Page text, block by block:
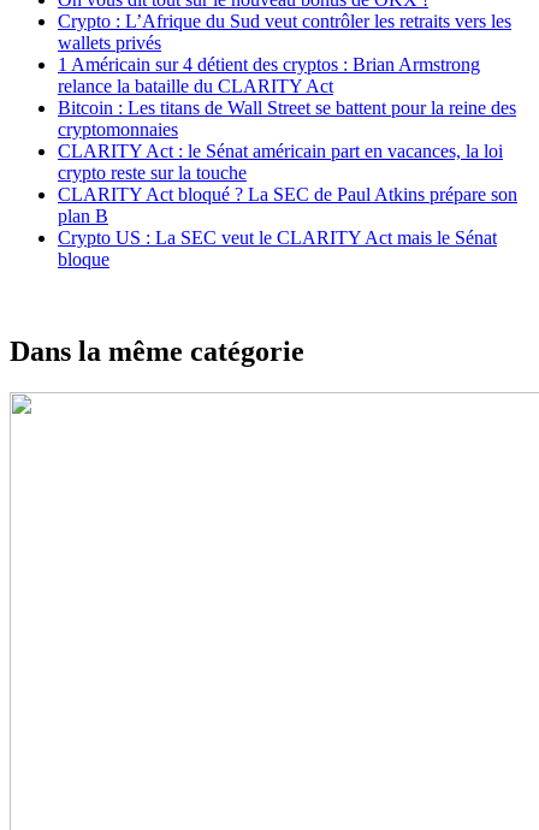
Crypto : L’Afrique du Sud veut contrôler les retraits vers les
wallets privés
1 Américain sur 4 détient des cryptos : Brian Armstrong
relance la bataille du CLARITY Act
Bitcoin : Les titans de Wall Street se battent pour la reine des
cryptomonnaies
CLARITY Act : le Sénat américain part en vacances, la loi
crypto reste sur la touche
CLARITY Act bloqué ? La SEC de Paul Atkins prépare son
plan B
Crypto US : La SEC veut le CLARITY Act mais le Sénat
bloque
Dans la même catégorie